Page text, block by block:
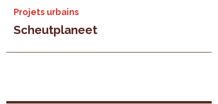
Projets urbains
Scheutplaneet